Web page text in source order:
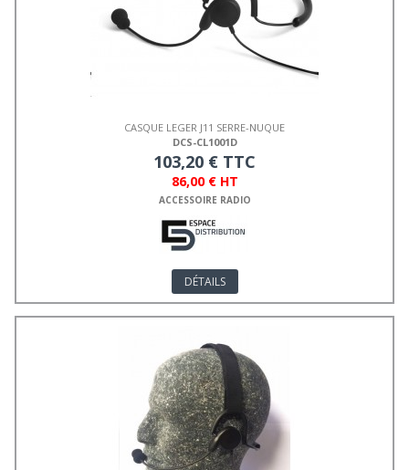
CASQUE LEGER J11 SERRE-NUQUE
DCS-CL1001D
103,20 € TTC
86,00 € HT
ACCESSOIRE RADIO
DÉTAILS